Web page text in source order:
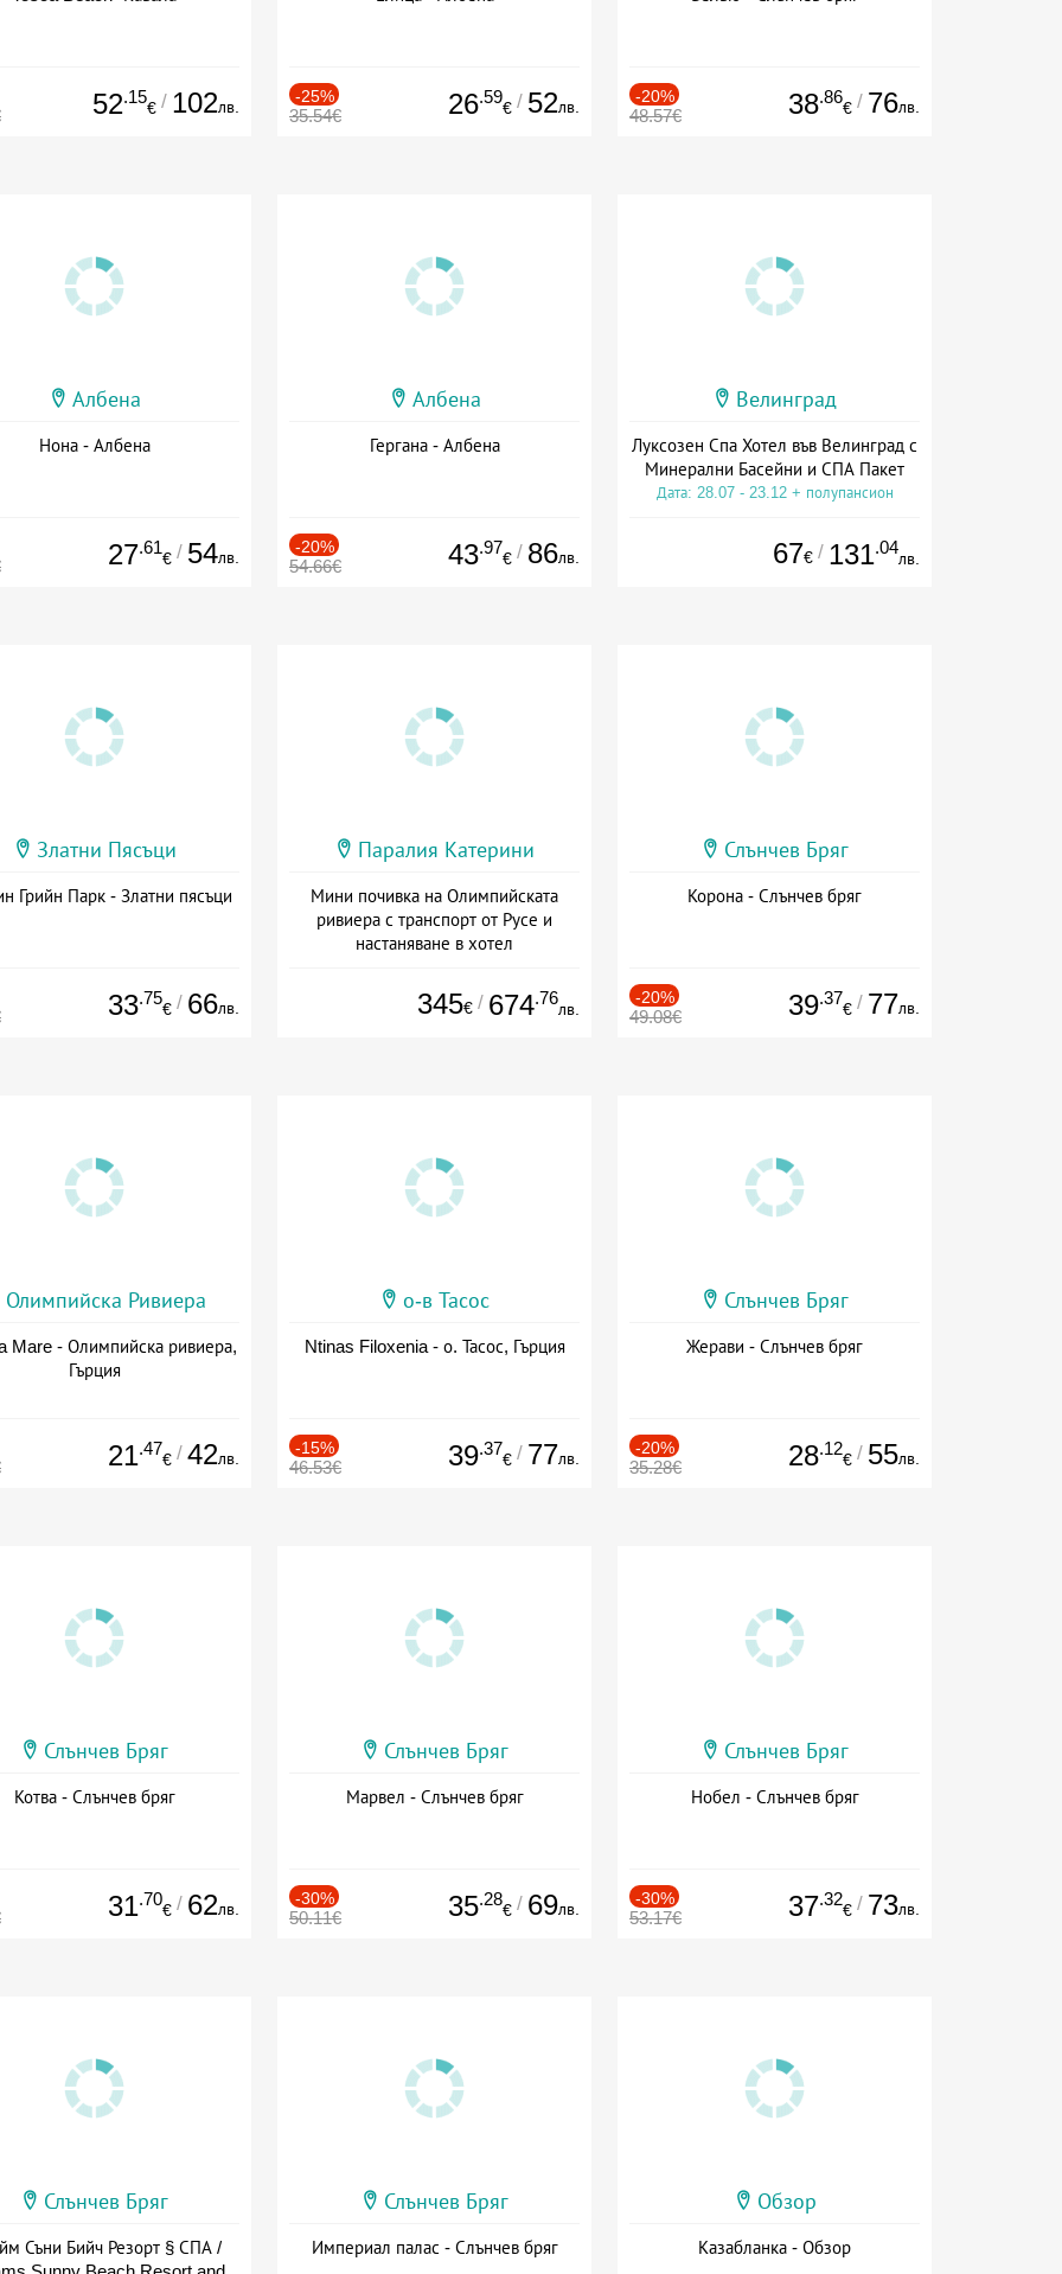
52.15
€ / 102лв.
-25%
35.54€ 26.59
€ / 52лв.
-20%
48.57€ 38.86
€ / 76лв.
Албена
Нона - Албена
27.61
€ / 54лв.
Албена
Гергана - Албена
-20%
54.66€ 43.97
€ / 86лв.
Велинград
Луксозен Спа Хотел във Велинград с
Минерални Басейни и СПА Пакет
Дата: 28.07 - 23.12 + полупансион
67€ / 131.04
лв.
Златни Пясъци
Грийн Парк - Златни пясъци
33.75
€ / 66лв.
Паралия Катерини
Мини почивка на Олимпийската
ривиера с транспорт от Русе и
настаняване в хотел
345€ / 674.76
лв.
Слънчев Бряг
Корона - Слънчев бряг
-20%
49.08€ 39.37
€ / 77лв.
Олимпийска Ривиера
Mare - Олимпийска ривиера,
Гърция
21.47
€ / 42лв.
о-в Тасос
Ntinas Filoxenia - о. Тасос, Гърция
-15%
46.53€ 39.37
€ / 77лв.
Слънчев Бряг
Жерави - Слънчев бряг
-20%
35.28€ 28.12
€ / 55лв.
Слънчев Бряг
Котва - Слънчев бряг
31.70
€ / 62лв.
Слънчев Бряг
Марвел - Слънчев бряг
-30%
50.11€ 35.28
€ / 69лв.
Слънчев Бряг
Нобел - Слънчев бряг
-30%
53.17€ 37.32
€ / 73лв.
Слънчев Бряг
Съни Бийч Резорт § СПА /
Слънчев Бряг
Империал палас - Слънчев бряг
Обзор
Казабланка - Обзор